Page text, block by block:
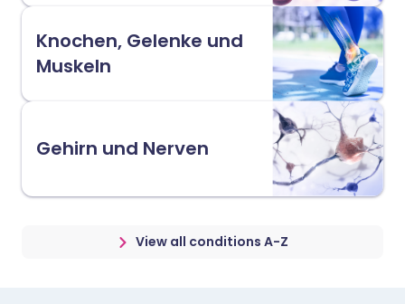
Knochen, Gelenke und
Muskeln
Gehirn und Nerven
View all conditions A-Z